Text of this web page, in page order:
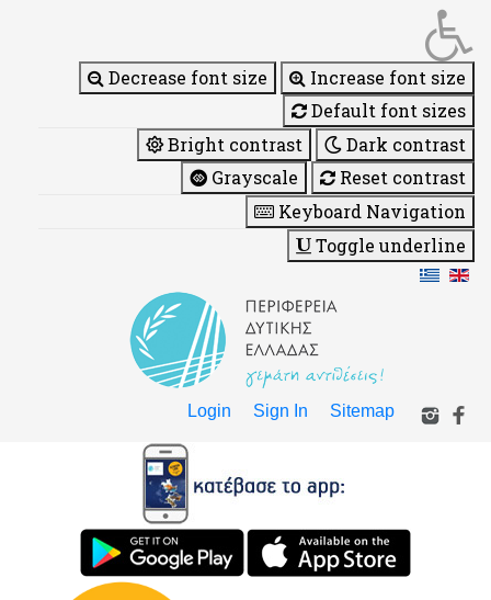
Decrease font size
Increase font size
Default font sizes
Bright contrast
Dark contrast
Grayscale
Reset contrast
Keyboard Navigation
Toggle underline
Login Sign In Sitemap